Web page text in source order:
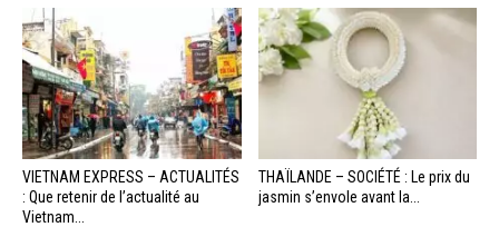
VIETNAM EXPRESS – ACTUALITÉS
: Que retenir de l’actualité au
Vietnam...
THAÏLANDE – SOCIÉTÉ : Le prix du
jasmin s’envole avant la...